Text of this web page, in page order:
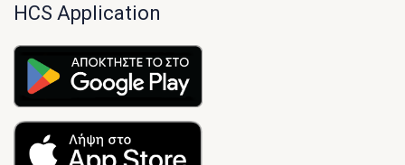
HCS Application